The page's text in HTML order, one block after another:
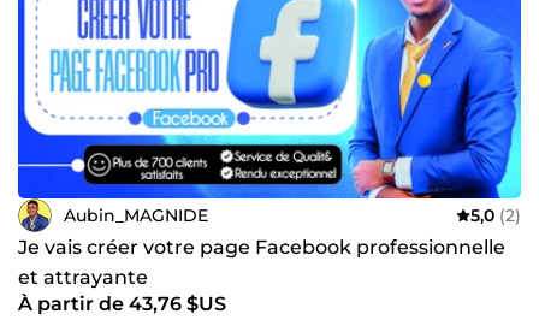
Aubin_MAGNIDE 5,0 (2)
Je vais créer votre page Facebook professionnelle
et attrayante
À partir de 43,76 $US